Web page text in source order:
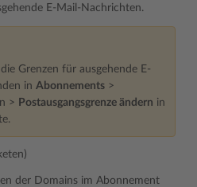
E-Mail-Nachrichten.
Grenzen für ausgehende E-
in Abonnements >
> Postausgangsgrenze ändern in
der Domains im Abonnement